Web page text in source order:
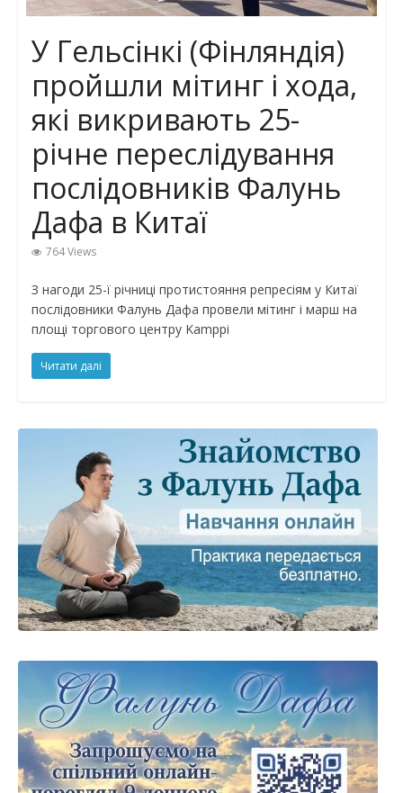
У Гельсінкі (Фінляндія)
пройшли мітинг і хода,
які викривають 25-
річне переслідування
послідовників Фалунь
Дафа в Китаї
764 Views
З нагоди 25-ї річниці протистояння репресіям у Китаї
послідовники Фалунь Дафа провели мітинг і марш на
площі торгового центру Kamppi
Читати далі